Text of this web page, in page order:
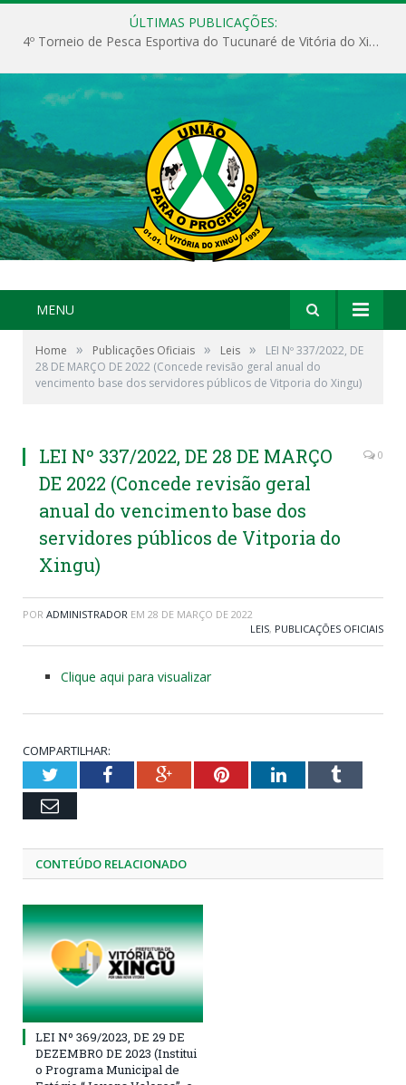
ÚLTIMAS PUBLICAÇÕES:
4º Torneio de Pesca Esportiva do Tucunaré de Vitória do Xingu
MENU
Home » Publicações Oficiais » Leis »
LEI Nº 337/2022, DE
28 DE MARÇO DE 2022 (Concede revisão geral anual do
vencimento base dos servidores públicos de Vitporia do Xingu)
LEI Nº 337/2022, DE 28 DE MARÇO
DE 2022 (Concede revisão geral
anual do vencimento base dos
servidores públicos de Vitporia do
Xingu)
0
POR ADMINISTRADOR EM 28 DE MARÇO DE 2022
LEIS, PUBLICAÇÕES OFICIAIS
Clique aqui para visualizar
COMPARTILHAR:
TwitterFacebookGoogle+PinterestLinkedInTumblr
Email
CONTEÚDO RELACIONADO
LEI Nº 369/2023, DE 29 DE
DEZEMBRO DE 2023 (Institui
o Programa Municipal de